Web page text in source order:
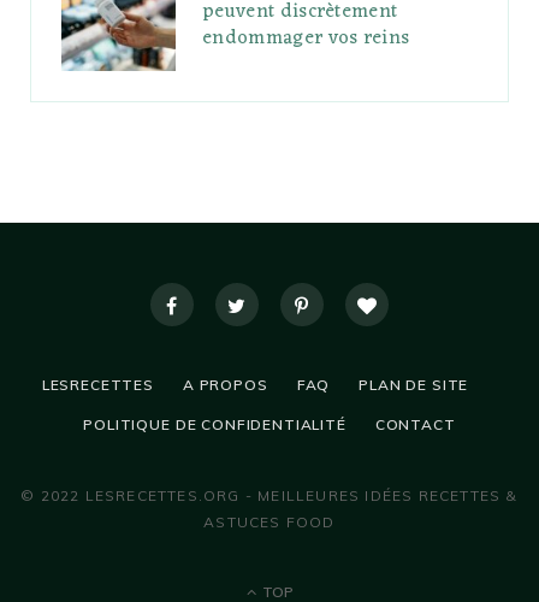
peuvent discrètement
endommager vos reins
LESRECETTES A PROPOS FAQ PLAN DE SITE
POLITIQUE DE CONFIDENTIALITÉ CONTACT
© 2022 LESRECETTES.ORG - MEILLEURES IDÉES RECETTES &
ASTUCES FOOD
TOP